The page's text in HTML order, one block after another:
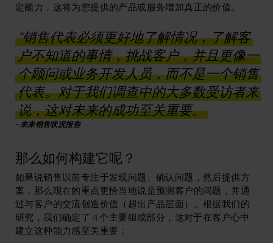
定能力，这将为您提供的产品或服务增加真正的价值。
“销售代表必须更好地了解情况，了解客
户不知道的事情，挑战客户，并且更像一
个顾问或业务开发人员，而不是一个销售
代表。对于我们调查中的大多数受访者来
说，这对未来的成功至关重要。
未来销售状况报告
那么如何构建它呢？
如果说销售以前专注于发现问题、确认问题，然后提供方
案，那么现在的重点更恰当地说是预测客户的问题，并通
过与客户的交流创造价值（超出产品层面）。根据我们的
研究，我们确定了 4 个主要组成部分，这对于在客户心中
建立这种能力感至关重要：